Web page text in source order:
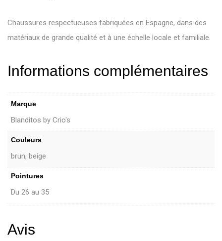
Chaussures respectueuses fabriquées en Espagne, dans des
matériaux de grande qualité et à une échelle locale et familiale.
Informations complémentaires
Marque
Blanditos by Crio's
Couleurs
brun, beige
Pointures
Du 26 au 35
Avis